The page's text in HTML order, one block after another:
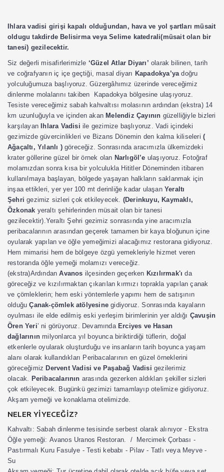
Ihlara vadisi girişi kapalı olduğundan, hava ve yol şartları müsait
oldugu takdirde Belisirma veya Selime katedrali(müsait olan bir
tanesi) gezilecektir.
Siz değerli misafirlerimizle ‘Güzel Atlar Diyarı’ olarak bilinen, tarih
ve coğrafyanın iç içe geçtiği, masal diyarı Kapadokya’yadoğru
yolculuğumuza başlıyoruz. Güzergâhımız üzerinde vereceğimiz
dinlenme molalarını takiben Kapadokya bölgesine ulaşıyoruz.
Tesiste vereceğimiz sabah kahvaltısı molasının ardından (ekstra) 14
km uzunluğuyla ve içinden akan Melendiz Çayının güzelliğiyle bizleri
karşılayan
Ihlara Vadisi ile gezimize başlıyoruz. Vadi içindeki
gezimizde güvercinlikleri ve Bizans Dönemin den kalma kiliseleri(
Ağaçaltı, Yılanlı )göreceğiz. Sonrasında aracımızla ülkemizdeki
krater göllerine güzel bir örnek olan Narlıgöl’e ulaşıyoruz. Fotoğraf
molamızdan sonra kısa bir yolculukla Hititler Döneminden itibaren
kullanılmaya başlayan, bölgede yaşayan halkların saklanmak için
inşaa ettikleri, yer yer 100 mt derinliğe kadar ulaşanYeraltı
Şehri gezimiz sizleri çok etkileyecek. (Derinkuyu, Kaymaklı,
Özkonak yeraltı şehirlerinden müsait olan bir tanesi
gezilecektir).Yeraltı Şehri gezimiz sonrasında yine aracımızla
peribacalarının arasından geçerek tamamen bir kaya bloğunun içine
oyularak yapılan ve öğle yemeğimizi alacağımız restorana gidiyoruz.
Hem mimarisi hem de bölgeye özgü yemekleriyle hizmet veren
restoranda öğle yemeği molamızı vereceğiz.
(ekstra)ArdındanAvanos ilçesinden geçerken Kızılırmak'ı da
göreceğiz ve kızılırmaktan çıkarılan kırmızı toprakla yapılan çanak
ve çömleklerin; hem eski yöntemlerle yapımı hem de satışının
olduğuÇanak-çömlek atölyesine gidiyoruz. Sonrasında kayaların
oyulması ile elde edilmiş eski yerleşim birimlerinin yer aldığı Çavuşin
Ören Yeri’ ni görüyoruz. Devamında Erciyes ve Hasan
dağlarının milyonlarca yıl boyunca biriktirdiği tüflerin, doğal
etkenlerle oyularak oluşturduğu ve insanların tarih boyunca yaşam
alanı olarak kullandıkları Peribacalarının en güzel örneklerini
göreceğimiz Dervent Vadisi ve Paşabağ Vadisi gezilerimiz
olacak. Peribacalarının arasında gezerken aldıkları şekiller sizleri
çok etkileyecek. Bugünkü gezimizi tamamlayıp otelimize gidiyoruz.
Akşam yemeği ve konaklama otelimizde.
NELER YİYECEĞİZ?
Kahvaltı: Sabah dinlenme tesisinde serbest olarak alınıyor - Ekstra
Öğle yemeği: Avanos Uranos Restoran. / Mercimek Çorbası -
Pastırmalı Kuru Fasulye - Testi kebabı - Pilav - Tatlı veya Meyve -
Su